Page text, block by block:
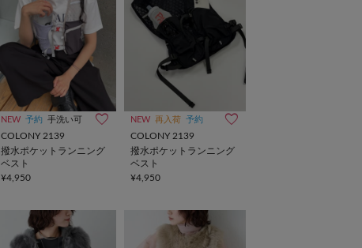
NEW 予約 手洗い可
COLONY 2139
撥水ポケットランニング
ベスト
¥4,950
NEW 再入荷 予約
COLONY 2139
撥水ポケットランニング
ベスト
¥4,950